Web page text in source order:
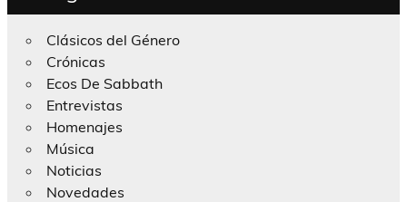
Clásicos del Género
Crónicas
Ecos De Sabbath
Entrevistas
Homenajes
Música
Noticias
Novedades